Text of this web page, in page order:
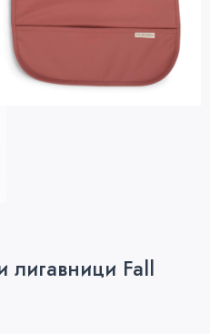
лигавници Fall